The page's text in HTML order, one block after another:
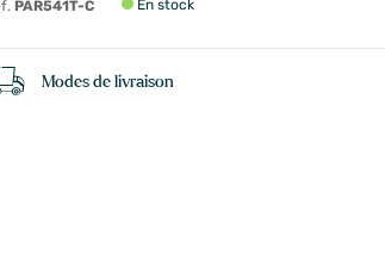
PAR541T-C En stock
Modes de livraison